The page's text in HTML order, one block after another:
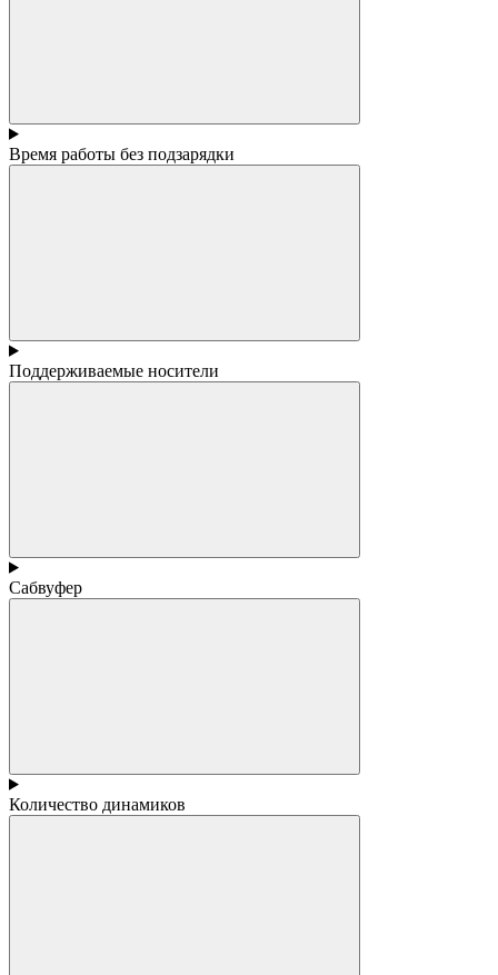
Время работы без подзарядки
Поддерживаемые носители
Сабвуфер
Количество динамиков